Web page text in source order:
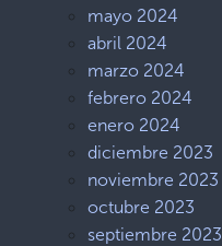
mayo 2024
abril 2024
marzo 2024
febrero 2024
enero 2024
diciembre 2023
noviembre 2023
octubre 2023
septiembre 2023